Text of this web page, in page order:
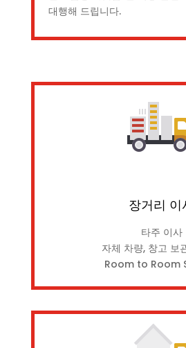
대행해 드립니다.
장거리 이
타주 이사
자체 차량, 창고 보
Room to Room